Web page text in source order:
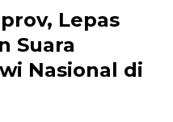
Lepas
Suara
Nasional di